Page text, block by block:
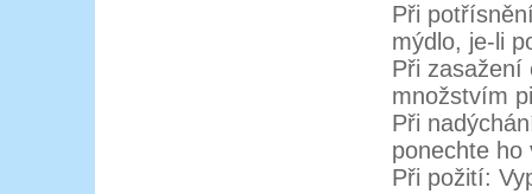
Při
mýdlo, je-li
Při zasažení
množstvím
Při
ponechte ho
Při požití: